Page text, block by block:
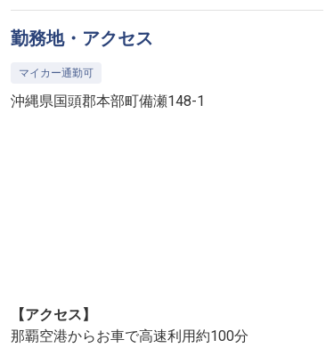
勤務地・アクセス
マイカー通勤可
沖縄県国頭郡本部町備瀬148-1
【アクセス】
那覇空港からお車で高速利用約100分